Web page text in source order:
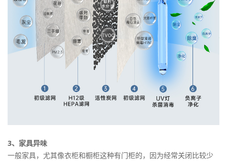
3、家具异味
一般家具，尤其像衣柜和橱柜这种有门柜的，因为经常关闭比较少